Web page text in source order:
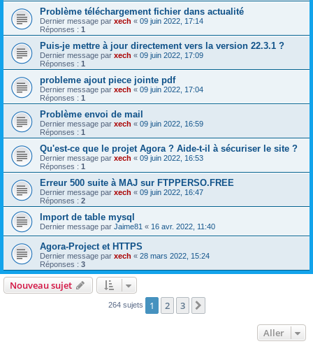
Problème téléchargement fichier dans actualité
Dernier message par xech « 09 juin 2022, 17:14
Réponses : 1
Puis-je mettre à jour directement vers la version 22.3.1 ?
Dernier message par xech « 09 juin 2022, 17:09
Réponses : 1
probleme ajout piece jointe pdf
Dernier message par xech « 09 juin 2022, 17:04
Réponses : 1
Problème envoi de mail
Dernier message par xech « 09 juin 2022, 16:59
Réponses : 1
Qu'est-ce que le projet Agora ? Aide-t-il à sécuriser le site ?
Dernier message par xech « 09 juin 2022, 16:53
Réponses : 1
Erreur 500 suite à MAJ sur FTPPERSO.FREE
Dernier message par xech « 09 juin 2022, 16:47
Réponses : 2
Import de table mysql
Dernier message par Jaime81 « 16 avr. 2022, 11:40
Agora-Project et HTTPS
Dernier message par xech « 28 mars 2022, 15:24
Réponses : 3
Nouveau sujet
264 sujets 1 2 3
Aller